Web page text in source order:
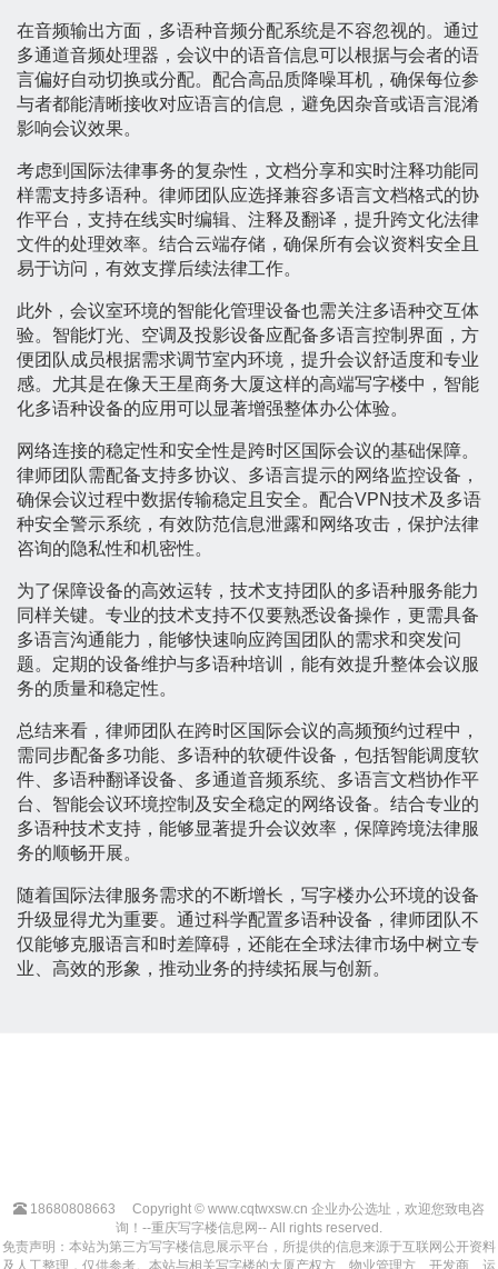
在音频输出方面，多语种音频分配系统是不容忽视的。通过
多通道音频处理器，会议中的语音信息可以根据与会者的语
言偏好自动切换或分配。配合高品质降噪耳机，确保每位参
与者都能清晰接收对应语言的信息，避免因杂音或语言混淆
影响会议效果。
考虑到国际法律事务的复杂性，文档分享和实时注释功能同
样需支持多语种。律师团队应选择兼容多语言文档格式的协
作平台，支持在线实时编辑、注释及翻译，提升跨文化法律
文件的处理效率。结合云端存储，确保所有会议资料安全且
易于访问，有效支撑后续法律工作。
此外，会议室环境的智能化管理设备也需关注多语种交互体
验。智能灯光、空调及投影设备应配备多语言控制界面，方
便团队成员根据需求调节室内环境，提升会议舒适度和专业
感。尤其是在像天王星商务大厦这样的高端写字楼中，智能
化多语种设备的应用可以显著增强整体办公体验。
网络连接的稳定性和安全性是跨时区国际会议的基础保障。
律师团队需配备支持多协议、多语言提示的网络监控设备，
确保会议过程中数据传输稳定且安全。配合VPN技术及多语
种安全警示系统，有效防范信息泄露和网络攻击，保护法律
咨询的隐私性和机密性。
为了保障设备的高效运转，技术支持团队的多语种服务能力
同样关键。专业的技术支持不仅要熟悉设备操作，更需具备
多语言沟通能力，能够快速响应跨国团队的需求和突发问
题。定期的设备维护与多语种培训，能有效提升整体会议服
务的质量和稳定性。
总结来看，律师团队在跨时区国际会议的高频预约过程中，
需同步配备多功能、多语种的软硬件设备，包括智能调度软
件、多语种翻译设备、多通道音频系统、多语言文档协作平
台、智能会议环境控制及安全稳定的网络设备。结合专业的
多语种技术支持，能够显著提升会议效率，保障跨境法律服
务的顺畅开展。
随着国际法律服务需求的不断增长，写字楼办公环境的设备
升级显得尤为重要。通过科学配置多语种设备，律师团队不
仅能够克服语言和时差障碍，还能在全球法律市场中树立专
业、高效的形象，推动业务的持续拓展与创新。
18680808663
Copyright © www.cqtwxsw.cn 企业办公选址，欢迎您致电咨
询！--重庆写字楼信息网-- All rights reserved.
免责声明：本站为第三方写字楼信息展示平台，所提供的信息来源于互联网公开资料